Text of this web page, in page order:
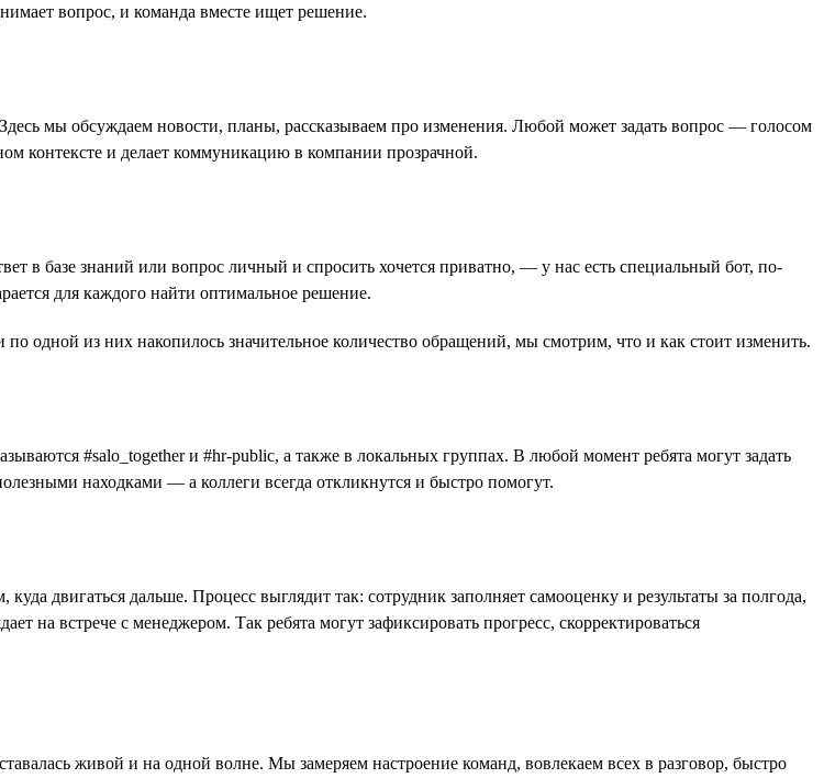
вопрос, и команда вместе ищет решение.
мы обсуждаем новости, планы, рассказываем про изменения. Любой может задать вопрос — голосом
контексте и делает коммуникацию в компании прозрачной.
в базе знаний или вопрос личный и спросить хочется приватно, — у нас есть специальный бот, по-
для каждого найти оптимальное решение.
из них накопилось значительное количество обращений, мы смотрим, что и как стоит изменить.
#salo_together и #hr-public, а также в локальных группах. В любой момент ребята могут задать
находками — а коллеги всегда откликнутся и быстро помогут.
двигаться дальше. Процесс выглядит так: сотрудник заполняет самооценку и результаты за полгода,
на встрече с менеджером. Так ребята могут зафиксировать прогресс, скорректироваться
живой и на одной волне. Мы замеряем настроение команд, вовлекаем всех в разговор, быстро